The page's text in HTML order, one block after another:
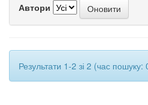
Автори
Результати 1-2 зі 2 (час